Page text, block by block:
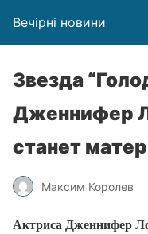
Вечірні новини
Звезда
Дженнифер
станет
Максим Королев
Актриса Дженнифер